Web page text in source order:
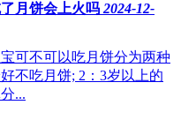
月饼会上火吗 2024-12-
可不可以吃月饼分为两种
不吃月饼; 2：3岁以上的
...